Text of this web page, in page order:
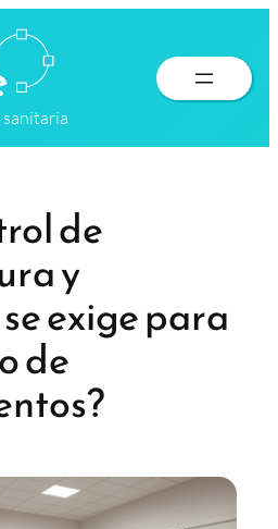
de
y
exige para
de